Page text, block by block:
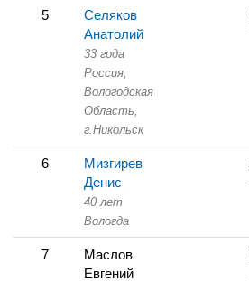
5
Селяков
Анатолий
33 года
Россия,
Вологодская
Область,
г.Никольск
6
Мизгирев
Денис
40 лет
Вологда
7
Маслов
Евгений